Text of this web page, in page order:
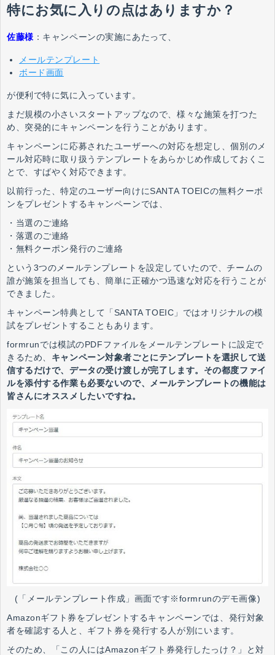
特にお気に入りの点はありますか？
佐藤様 ： キャンペーンの実施にあたって、
メールテンプレート
ボード画面
が便利で特に気に入っています。
まだ規模の小さいスタートアップなので、様々な施策を打つた
め、突発的にキャンペーンを行うことがあります。
キャンペーンに応募されたユーザーへの対応を想定し、個別のメ
ール対応時に取り扱うテンプレートをあらかじめ作成しておくこ
とで、すばやく対応できます。
以前行った、特定のユーザー向けにSANTA TOEICの無料クーポ
ンをプレゼントするキャンペーンでは、
・当選のご連絡
・落選のご連絡
・無料クーポン発行のご連絡
という3つのメールテンプレートを設定していたので、チームの
誰が施策を担当しても、簡単に正確かつ迅速な対応を行うことが
できました。
キャンペーン特典として「SANTA TOEIC」ではオリジナルの模
試をプレゼントすることもあります。
formrunでは模試のPDFファイルをメールテンプレートに設定で
きるため、 キャンペーン対象者ごとにテンプレートを選択して送
信するだけで、データの受け渡しが完了します。その都度ファイ
ルを添付する作業も必要ないので、メールテンプレートの機能は
皆さんにオススメしたいですね。
(「メールテンプレート作成」画面です※formrunのデモ画像)
Amazonギフト券をプレゼントするキャンペーンでは、発行対象
者を確認する人と、ギフト券を発行する人が別にいます。
そのため、「この人にはAmazonギフト券発行したっけ？」と対